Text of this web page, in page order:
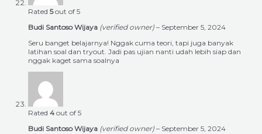
Rated 5out of 5
Budi Santoso Wijaya (verified owner) – September 5, 2024
Seru banget belajarnya! Nggak cuma teori, tapi juga banyak
latihan soal dan tryout. Jadi pas ujian nanti udah lebih siap dan
nggak kaget sama soalnya
Rated 4 out of 5
Budi Santoso Wijaya (verified owner) – September 5, 2024